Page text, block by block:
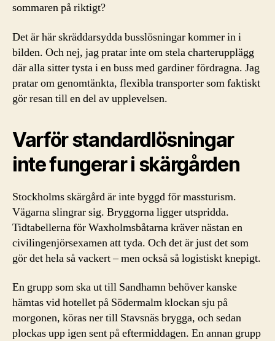
sommaren på riktigt?
Det är här skräddarsydda busslösningar kommer in i
bilden. Och nej, jag pratar inte om stela charterupplägg
där alla sitter tysta i en buss med gardiner fördragna. Jag
pratar om genomtänkta, flexibla transporter som faktiskt
gör resan till en del av upplevelsen.
Varför standardlösningar
inte fungerar i skärgården
Stockholms skärgård är inte byggd för massturism.
Vägarna slingrar sig. Bryggorna ligger utspridda.
Tidtabellerna för Waxholmsbåtarna kräver nästan en
civilingenjörsexamen att tyda. Och det är just det som
gör det hela så vackert – men också så logistiskt knepigt.
En grupp som ska ut till Sandhamn behöver kanske
hämtas vid hotellet på Södermalm klockan sju på
morgonen, köras ner till Stavsnäs brygga, och sedan
plockas upp igen sent på eftermiddagen. En annan grupp